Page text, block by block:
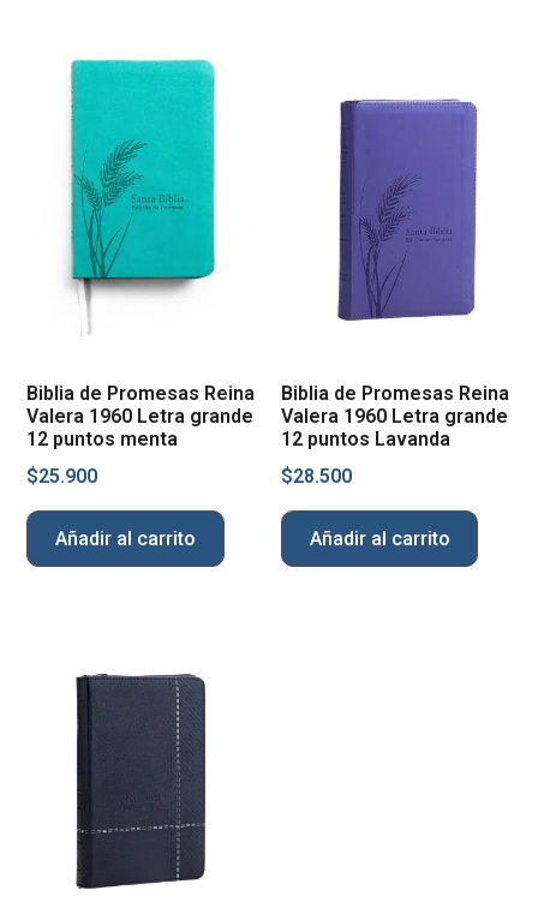
Biblia de Promesas Reina
Valera 1960 Letra grande
12 puntos menta
$25.900
Añadir al carrito
Biblia de Promesas Reina
Valera 1960 Letra grande
12 puntos Lavanda
$28.500
Añadir al carrito